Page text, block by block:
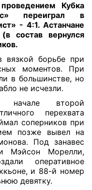
Кубка
переиграл в
- 4:1. Астанчане
состав вернулся
вязкой борьбе при
моментов. При
в большинстве, но
не исчезли.
второй
перехвата
соперников при
позже вывел на
Под занавес
Мэйсон Морелли,
оперативное
и 88-й номер
девятку.